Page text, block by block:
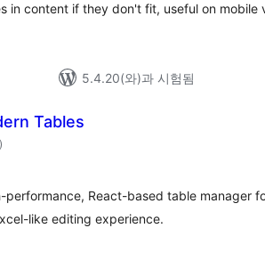
in content if they don't fit, useful on mobile
5.4.20(와)과 시험됨
Tables
전
체)
performance, React-based table manager
like editing experience.